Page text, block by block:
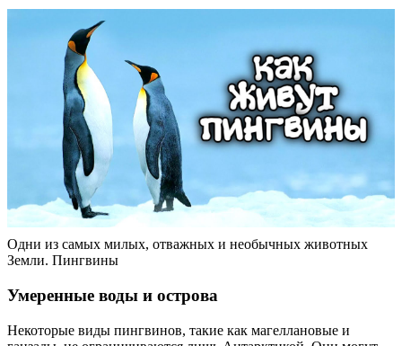
Одни из самых милых, отважных и необычных животных
Земли. Пингвины
Умеренные воды и острова
Некоторые виды пингвинов, такие как магеллановые и